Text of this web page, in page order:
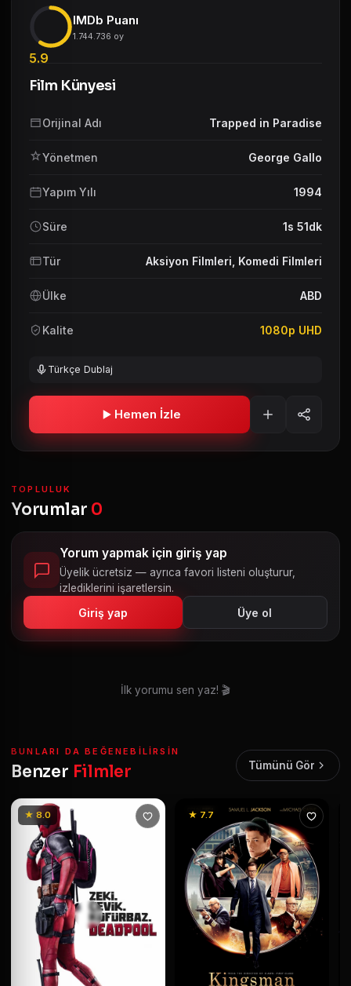
5.9
IMDb Puanı
1.744.736 oy
Film Künyesi
Orijinal Adı Trapped in Paradise
Yönetmen George Gallo
Yapım Yılı 1994
Süre 1s 51dk
Tür Aksiyon Filmleri, Komedi Filmleri
Ülke ABD
Kalite 1080p UHD
Türkçe Dublaj
Hemen İzle
TOPLULUK
Yorumlar 0
Yorum yapmak için giriş yap
Üyelik ücretsiz — ayrıca favori listeni oluşturur,
izlediklerini işaretlersin.
Giriş yap Üye ol
İlk yorumu sen yaz! 🎬
BUNLARI DA BEĞENEBILIRSIN
Benzer Filmler Tümünü Gör
★ 8.0 ★ 7.7